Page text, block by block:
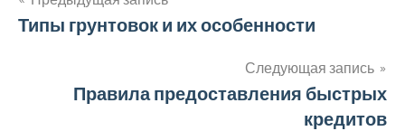
Навигация
записям
Типы грунтовок и их особенности
Следующая запись
Правила предоставления быстрых
кредитов